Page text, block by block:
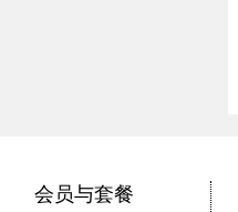
会员与套餐